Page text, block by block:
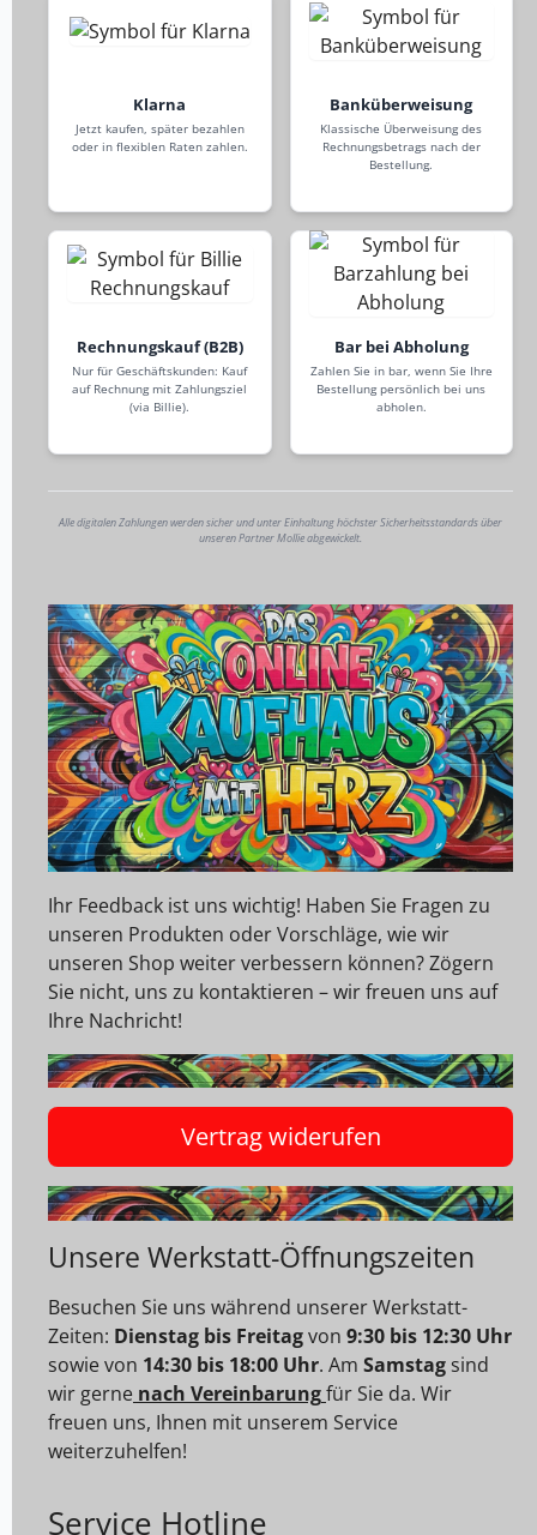
Klarna
Jetzt kaufen, später bezahlen
oder in flexiblen Raten zahlen.
Banküberweisung
Klassische Überweisung des
Rechnungsbetrags nach der
Bestellung.
Rechnungskauf (B2B)
Nur für Geschäftskunden: Kauf
auf Rechnung mit Zahlungsziel
(via Billie).
Bar bei Abholung
Zahlen Sie in bar, wenn Sie Ihre
Bestellung persönlich bei uns
abholen.
Alle digitalen Zahlungen werden sicher und unter Einhaltung höchster Sicherheitsstandards über
unseren Partner Mollie abgewickelt.
Ihr Feedback ist uns wichtig! Haben Sie Fragen zu
unseren Produkten oder Vorschläge, wie wir
unseren Shop weiter verbessern können? Zögern
Sie nicht, uns zu kontaktieren – wir freuen uns auf
Ihre Nachricht!
Vertrag widerufen
Unsere Werkstatt-Öffnungszeiten
Besuchen Sie uns während unserer Werkstatt-
Zeiten: Dienstag bis Freitagvon 9:30 bis 12:30 Uhr
sowie von 14:30 bis 18:00 Uhr. Am Samstag sind
wir gerne nach Vereinbarungfür Sie da. Wir
freuen uns, Ihnen mit unserem Service
weiterzuhelfen!
Service Hotline